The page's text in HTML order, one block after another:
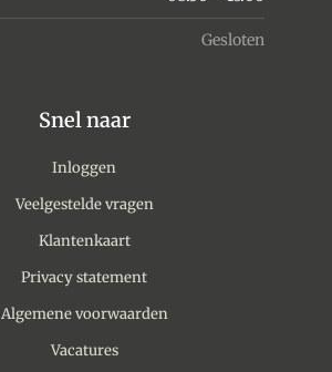
Gesloten
Snel naar
Inloggen
Veelgestelde vragen
Klantenkaart
Privacy statement
Algemene voorwaarden
Vacatures